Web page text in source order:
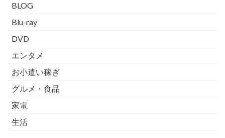
BLOG
Blu-ray
DVD
エンタメ
お小遣い稼ぎ
グルメ・食品
家電
生活